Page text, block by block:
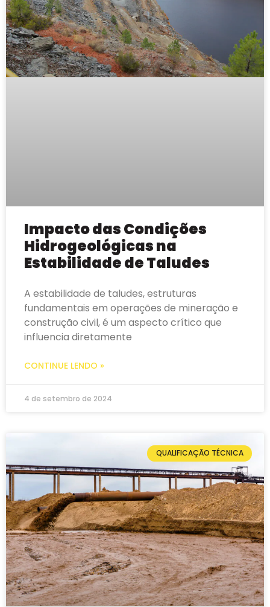
Impacto das Condições
Hidrogeológicas na
Estabilidade de Taludes
A estabilidade de taludes, estruturas
fundamentais em operações de mineração e
construção civil, é um aspecto crítico que
influencia diretamente
CONTINUE LENDO »
4 de setembro de 2024
QUALIFICAÇÃO TÉCNICA